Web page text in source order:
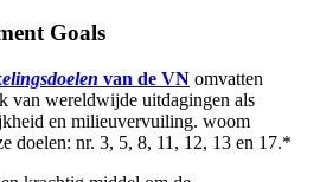
Goals
van de VN omvatten
van wereldwijde uitdagingen als
en milieuvervuiling. woom
doelen: nr. 3, 5, 8, 11, 12, 13 en 17.*